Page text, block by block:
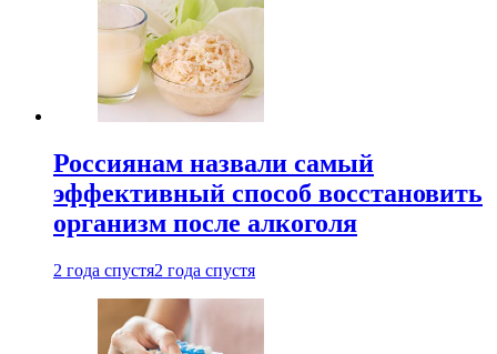
Россиянам назвали самый
эффективный способ восстановить
организм после алкоголя
2 года спустя2 года спустя